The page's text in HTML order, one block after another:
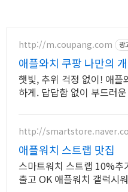
http://m.coupang.com 광
애플와치 쿠팡 나만의
햇빛, 추위 걱정 없이! 애플
하게. 답답함 없이 부드러
http://
애플워치 스트랩 맛집
스마트워치 스트랩 10%추
출고 OK 애플워치 갤럭시